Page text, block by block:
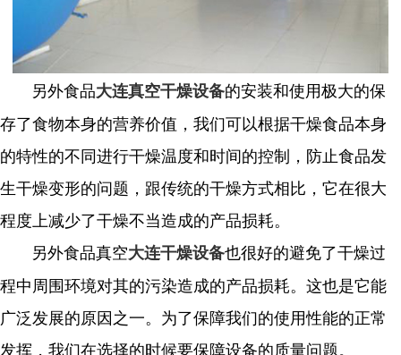
另外食品大连真空干燥设备的安装和使用极大的保
存了食物本身的营养价值，我们可以根据干燥食品本身
的特性的不同进行干燥温度和时间的控制，防止食品发
生干燥变形的问题，跟传统的干燥方式相比，它在很大
程度上减少了干燥不当造成的产品损耗。
另外食品真空大连干燥设备也很好的避免了干燥过
程中周围环境对其的污染造成的产品损耗。这也是它能
广泛发展的原因之一。为了保障我们的使用性能的正常
发挥，我们在选择的时候要保障设备的质量问题。